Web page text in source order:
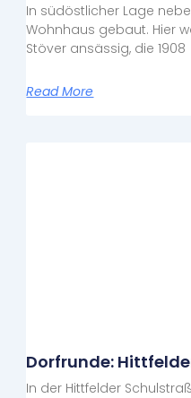
In südöstlicher Lage
Wohnhaus gebaut. Hier
Stöver ansässig, die 1908
Read More
Dorfrunde:
In der Hittfelder